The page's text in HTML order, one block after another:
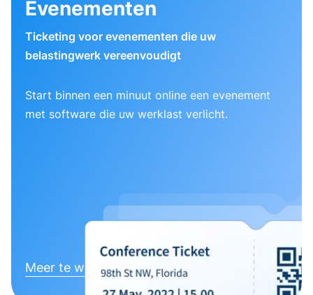
Evenementen
Ticketing voor evenementen die uw
belastingwerk vereenvoudigt
Start binnen een minuut online een evenement
met software die uw werklast verlicht.
Meer te weten komen